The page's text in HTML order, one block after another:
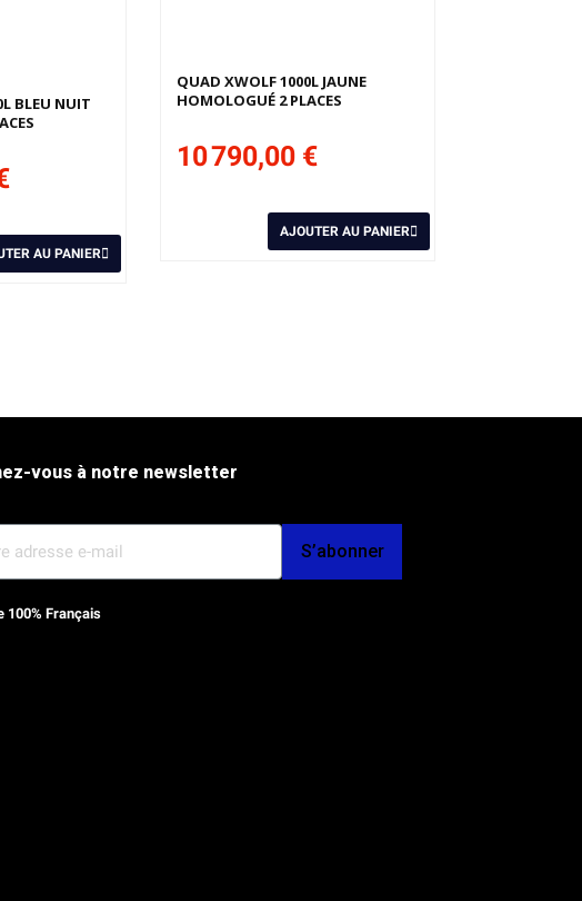
BLEU NUIT
AU PANIER
QUAD XWOLF 1000L JAUNE
HOMOLOGUÉ 2 PLACES
10 790,00 €
AJOUTER AU PANIER
vous à notre newsletter
S’abonner
100% Français